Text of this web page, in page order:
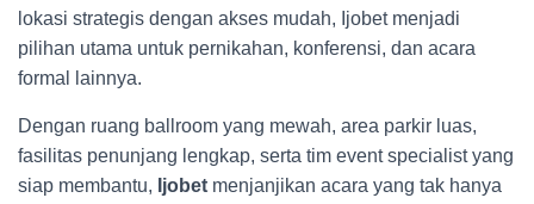
lokasi strategis dengan akses mudah, Ijobet menjadi
pilihan utama untuk pernikahan, konferensi, dan acara
formal lainnya.
Dengan ruang ballroom yang mewah, area parkir luas,
fasilitas penunjang lengkap, serta tim event specialist yang
siap membantu, Ijobet menjanjikan acara yang tak hanya